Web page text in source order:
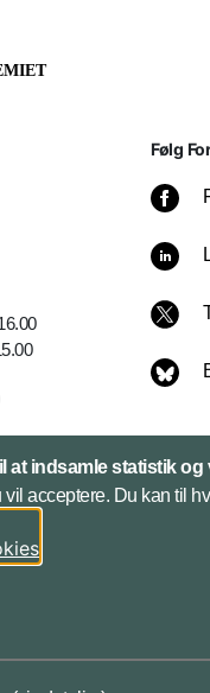
Følg
at indsamle statistik og
acceptere. Du kan til